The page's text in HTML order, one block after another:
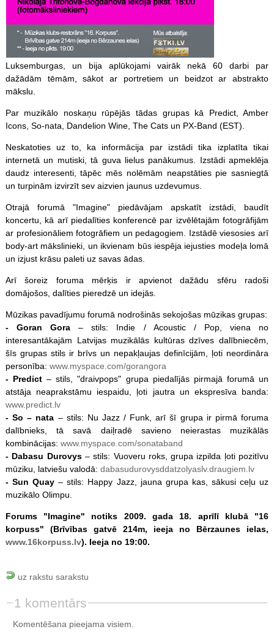
Luksemburgas, un bija aplūkojami vairāk nekā 60 darbi par
dažādām tēmām, sākot ar portretiem un beidzot ar abstrakto
mākslu.
Par muzikālo noskaņu rūpējās tādas grupas kā Predict, Amber
Icons, So-nata, Dandelion Wine, The Cats un PX-Band (EST).
Neskatoties uz to, ka informācija par izstādi tika izplatīta tikai
internetā un mutiski, tā guva lielus panākumus. Izstādi apmeklēja
daudz interesenti, tāpēc mēs nolēmām neapstāties pie sasniegtā
un turpinām izvirzīt sev aizvien jaunus uzdevumus.
Otrajā forumā "Imagine" piedāvājam apskatīt izstādi, baudīt
koncertu, kā arī piedalīties konferencē par izvēlētajām fotogrāfijām
ar profesionāliem fotogrāfiem un pedagogiem. Izstādē viesosies arī
body-art mākslinieki, un ikvienam būs iespēja iejusties modeļa lomā
un izjust krāsu paleti uz savas ādas.
Arī šoreiz foruma mērķis ir apvienot dažādu sfēru radoši
domājošos, dalīties pieredzē un idejās.
Mūzikas pavadījumu forumā nodrošinās sekojošas mūzikas grupas:
- Goran Gora – stils: Indie / Acoustic / Pop, viena no
interesantākajām Latvijas muzikālās kultūras dzīves dalībniecēm,
šīs grupas stils ir brīvs un nepakļaujas definīcijām, ļoti neordināra
personība: www.myspace.com/gorangora
- Predict – stils, "draivpops" grupa piedalījās pirmajā forumā un
atstāja neaprakstāmu iespaidu, ļoti jautra un ekspresīva banda:
www.predict.lv
- So – nata – stils: Nu Jazz / Funk, arī šī grupa ir pirmā foruma
dalībnieks, tā savā daiļradē savieno neierastas muzikālās
kombinācijas: www.myspace.com/sonataband
- Dabasu Durovys– stils: Vuoveru roks, grupa izpilda ļoti pozitīvu
mūziku, latviešu valodā: dabasudurovysddatzolyaslv.draugiem.lv
- Sun Quay – stils: Happy Jazz, jauna grupa kas, sākusi ceļu uz
muzikālo Olimpu.
Forums "Imagine" notiks 2009. gada 18. aprīlī klubā "16
korpuss" (Brīvības gatvē 214m, ieeja no Bērzaunes ielas,
www.16korpuss.lv). Ieeja no 19:00.
uz rakstu sarakstu
1 komentārs
Komentēšana pieejama visiem.